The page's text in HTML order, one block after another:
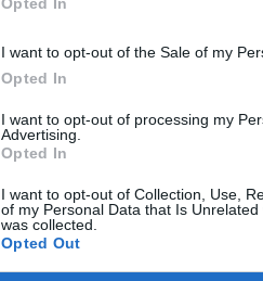
I want to opt-out of the Sale of my
Opted In
I want to opt-out of processing my
Advertising.
Opted In
I want to opt-out of Collection, Use,
of my Personal Data that Is
was collected.
Opted Out